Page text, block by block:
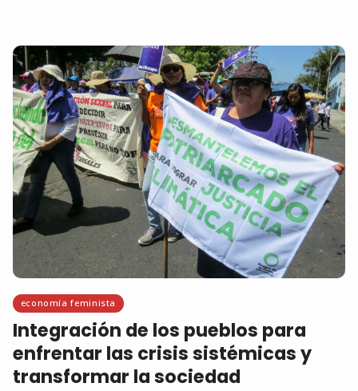
economía feminista
Integración de los pueblos para
enfrentar las crisis sistémicas y
transformar la sociedad